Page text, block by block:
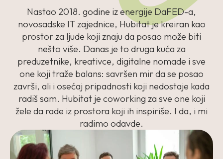
Nastao 2018. godine iz energije DaFED-a,
novosadske IT zajednice, Hubitat je kreiran kao
prostor za ljude koji znaju da posao može biti
nešto više. Danas je to druga kuća za
preduzetnike, kreativce, digitalne nomade i sve
one koji traže balans: savršen mir da se posao
završi, ali i osećaj pripadnosti koji nedostaje kada
radiš sam. Hubitat je coworking za sve one koji
žele da rade iz prostora koji ih inspiriše. I da, i mi
radimo odavde.